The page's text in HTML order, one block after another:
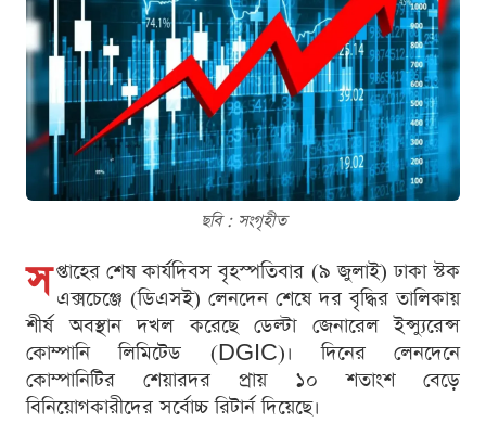
ছবি : সংগৃহীত
স প্তাহের শেষ কার্যদিবস বৃহস্পতিবার (৯ জুলাই) ঢাকা স্টক
এক্সচেঞ্জে (ডিএসই) লেনদেন শেষে দর বৃদ্ধির তালিকায়
শীর্ষ অবস্থান দখল করেছে ডেল্টা জেনারেল ইন্স্যুরেন্স
কোম্পানি লিমিটেড (DGIC)। দিনের লেনদেনে
কোম্পানিটির শেয়ারদর প্রায় ১০ শতাংশ বেড়ে
বিনিয়োগকারীদের সর্বোচ্চ রিটার্ন দিয়েছে।